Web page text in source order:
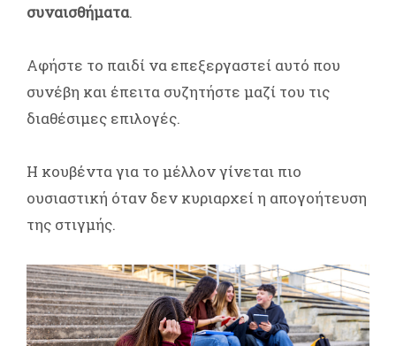
συναισθήματα.
Αφήστε το παιδί να επεξεργαστεί αυτό που
συνέβη και έπειτα συζητήστε μαζί του τις
διαθέσιμες επιλογές.
Η κουβέντα για το μέλλον γίνεται πιο
ουσιαστική όταν δεν κυριαρχεί η απογοήτευση
της στιγμής.